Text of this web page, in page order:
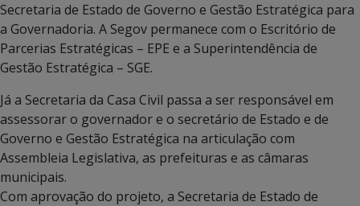
Secretaria de Estado de Governo e Gestão Estratégica para
a Governadoria. A Segov permanece com o Escritório de
Parcerias Estratégicas – EPE e a Superintendência de
Gestão Estratégica – SGE.
Já a Secretaria da Casa Civil passa a ser responsável em
assessorar o governador e o secretário de Estado e de
Governo e Gestão Estratégica na articulação com
Assembleia Legislativa, as prefeituras e as câmaras
municipais.
Com aprovação do projeto, a Secretaria de Estado de